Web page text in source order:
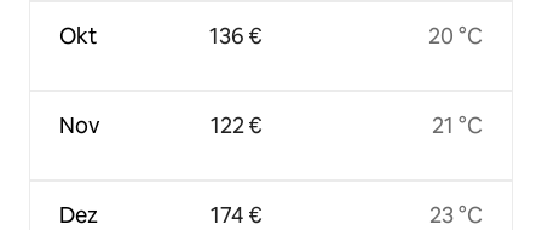
Okt
Nov
Dez
136 €
122 €
174 €
20 °C
21 °C
23 °C